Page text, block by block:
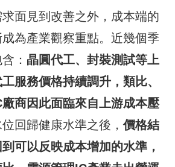
面見到改善之外，成本端的
為產業觀察重點。近幾個季
： 晶圓代工、封裝測試等上
服務價格持續調升，類比、
廠商因此面臨來自上游成本壓
位回歸健康水準之後，價格結
可以反映成本增加的水準，